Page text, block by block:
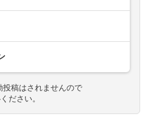
稿はされませんので
ださい。